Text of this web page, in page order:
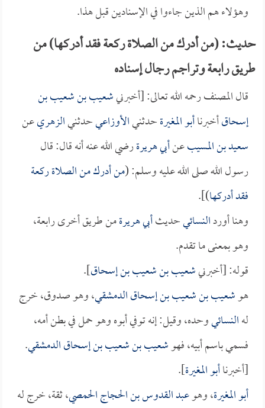
وهؤلاء هم الذين جاءوا في الإسنادين قبل هذا.
حديث: (من أدرك من الصلاة ركعة فقد أدركها) من
طريق رابعة وتراجم رجال إسناده
قال المصنف رحمه الله تعالى: [أخبرنيشعيب بن شعيب بن
إسحاقأخبرناأبو المغيرةحدثنيالأوزاعيحدثنيالزهريعن
سعيد بن المسيبعنأبي هريرةرضي الله عنه أنه قال: قال
رسول الله صلى الله عليه وسلم: (من أدرك من الصلاة ركعة
فقد أدركها)].
وهنا أوردالنسائيحديثأبي هريرةمن طريق أخرى رابعة،
وهو بمعنى ما تقدم.
قوله: [أخبرنيشعيب بن شعيب بن إسحاق].
هوشعيب بن شعيب بن إسحاق الدمشقي، وهو صدوق، خرج
لهالنسائيوحده، وقيل: إنه توفي أبوه وهو حمل في بطن أمه،
فسمي باسم أبيه، فهوشعيب بن شعيب بن إسحاق الدمشقي.
[أخبرناأبو المغيرة].
أبو المغيرة، وهوعبد القدوس بن الحجاج الحمصي، ثقة، خرج له